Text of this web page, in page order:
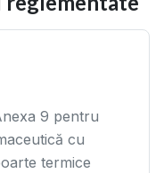
9 pentru
cu
termice